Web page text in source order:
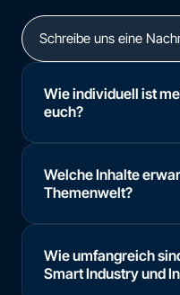
Schreibe uns eine
Wie individuell ist
euch?
Welche Inhalte
Themenwelt?
Wie umfangreich
Smart Industry und